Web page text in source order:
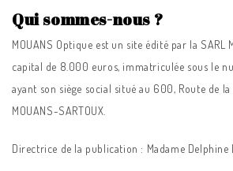
Qui sommes-nous ?
MOUANS Optique est un site édité par la SARL
capital de 8.000 euros, immatriculée sous le
ayant son siège social situé au 600, Route de
MOUANS-SARTOUX.
Directrice de la publication : Madame Delphine